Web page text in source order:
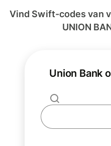
Vind Swift-codes van
UNION
Union Bank